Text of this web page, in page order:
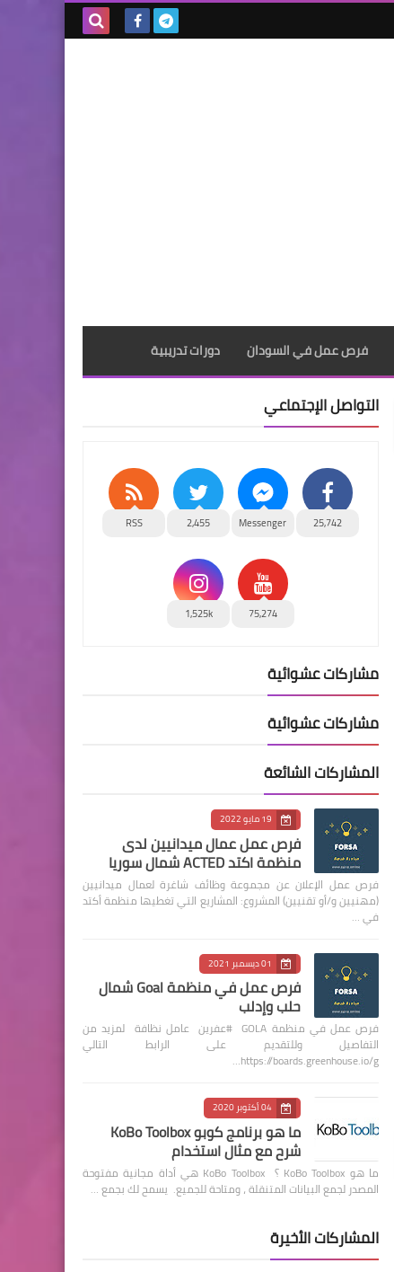
فرص عمل في السودان دورات تدريبية
التواصل الإجتماعي
25,742
Messenger
2,455
RSS
75,274
1,525k
مشاركات عشوائية
مشاركات عشوائية
المشاركات الشائعة
19 مايو 2022
فرص عمل عمال ميدانيين لدى
منظمة اكتد ACTED شمال سوريا
فرص عمل الإعلان عن مجموعة وظائف شاغرة لعمال ميدانيين
(مهنيين و/أو تقنيين) المشروع: المشاريع التي تغطيها منظمة أكتد
في …
01 ديسمبر 2021
فرص عمل في منظمة Goal شمال
حلب وإدلب
فرص عمل في منظمة GOLA #عفرين عامل نظافة لمزيد من
التفاصيل وللتقديم على الرابط التالي
https://boards.greenhouse.io/g…
04 أكتوبر 2020
ما هو برنامج كوبو KoBo Toolbox
شرح مع مثال استخدام
ما هو KoBo Toolbox ؟ KoBo Toolbox هي أداة مجانية مفتوحة
المصدر لجمع البيانات المتنقلة ، ومتاحة للجميع. يسمح لك بجمع …
المشاركات الأخيرة